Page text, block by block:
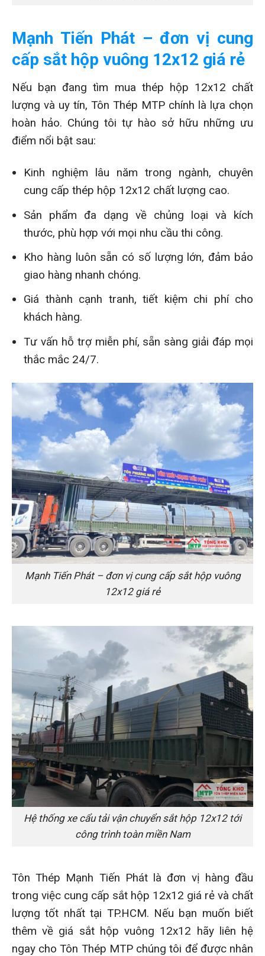
Mạnh Tiến Phát – đơn vị cung
cấp sắt hộp vuông 12x12 giá rẻ
Nếu bạn đang tìm mua thép hộp 12x12 chất
lượng và uy tín, Tôn Thép MTP chính là lựa chọn
hoàn hảo. Chúng tôi tự hào sở hữu những ưu
điểm nổi bật sau:
Kinh nghiệm lâu năm trong ngành, chuyên
cung cấp thép hộp 12x12 chất lượng cao.
Sản phẩm đa dạng về chủng loại và kích
thước, phù hợp với mọi nhu cầu thi công.
Kho hàng luôn sẵn có số lượng lớn, đảm bảo
giao hàng nhanh chóng.
Giá thành cạnh tranh, tiết kiệm chi phí cho
khách hàng.
Tư vấn hỗ trợ miễn phí, sẵn sàng giải đáp mọi
thắc mắc 24/7.
Mạnh Tiến Phát – đơn vị cung cấp sắt hộp vuông
12x12 giá rẻ
Hệ thống xe cẩu tải vận chuyển sắt hộp 12x12 tới
công trình toàn miền Nam
Tôn Thép Mạnh Tiến Phát là đơn vị hàng đầu
trong việc cung cấp sắt hộp 12x12 giá rẻ và chất
lượng tốt nhất tại TP.HCM. Nếu bạn muốn biết
thêm về giá sắt hộp vuông 12x12 hãy liên hệ
ngay cho Tôn Thép MTP chúng tôi để được nhân